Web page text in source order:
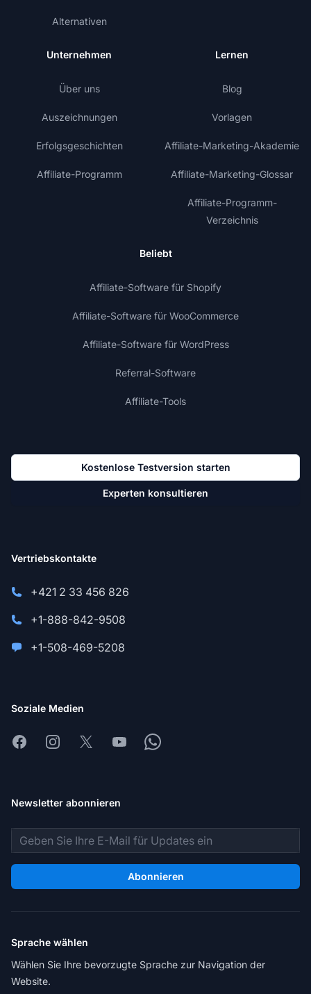
Alternativen
Unternehmen
Über uns
Auszeichnungen
Erfolgsgeschichten
Affiliate-Programm
Lernen
Blog
Vorlagen
Affiliate-Marketing-Akademie
Affiliate-Marketing-Glossar
Affiliate-Programm-
Verzeichnis
Beliebt
Affiliate-Software für Shopify
Affiliate-Software für WooCommerce
Affiliate-Software für WordPress
Referral-Software
Affiliate-Tools
Kostenlose Testversion starten
Experten konsultieren
Vertriebskontakte
+421 2 33 456 826
+1-888-842-9508
+1-508-469-5208
Soziale Medien
FacebookInstagram
X YoutubeWhatsapp
Newsletter abonnieren
E-Mail-Adresse
Abonnieren
Sprache wählen
Wählen Sie Ihre bevorzugte Sprache zur Navigation der
Website.